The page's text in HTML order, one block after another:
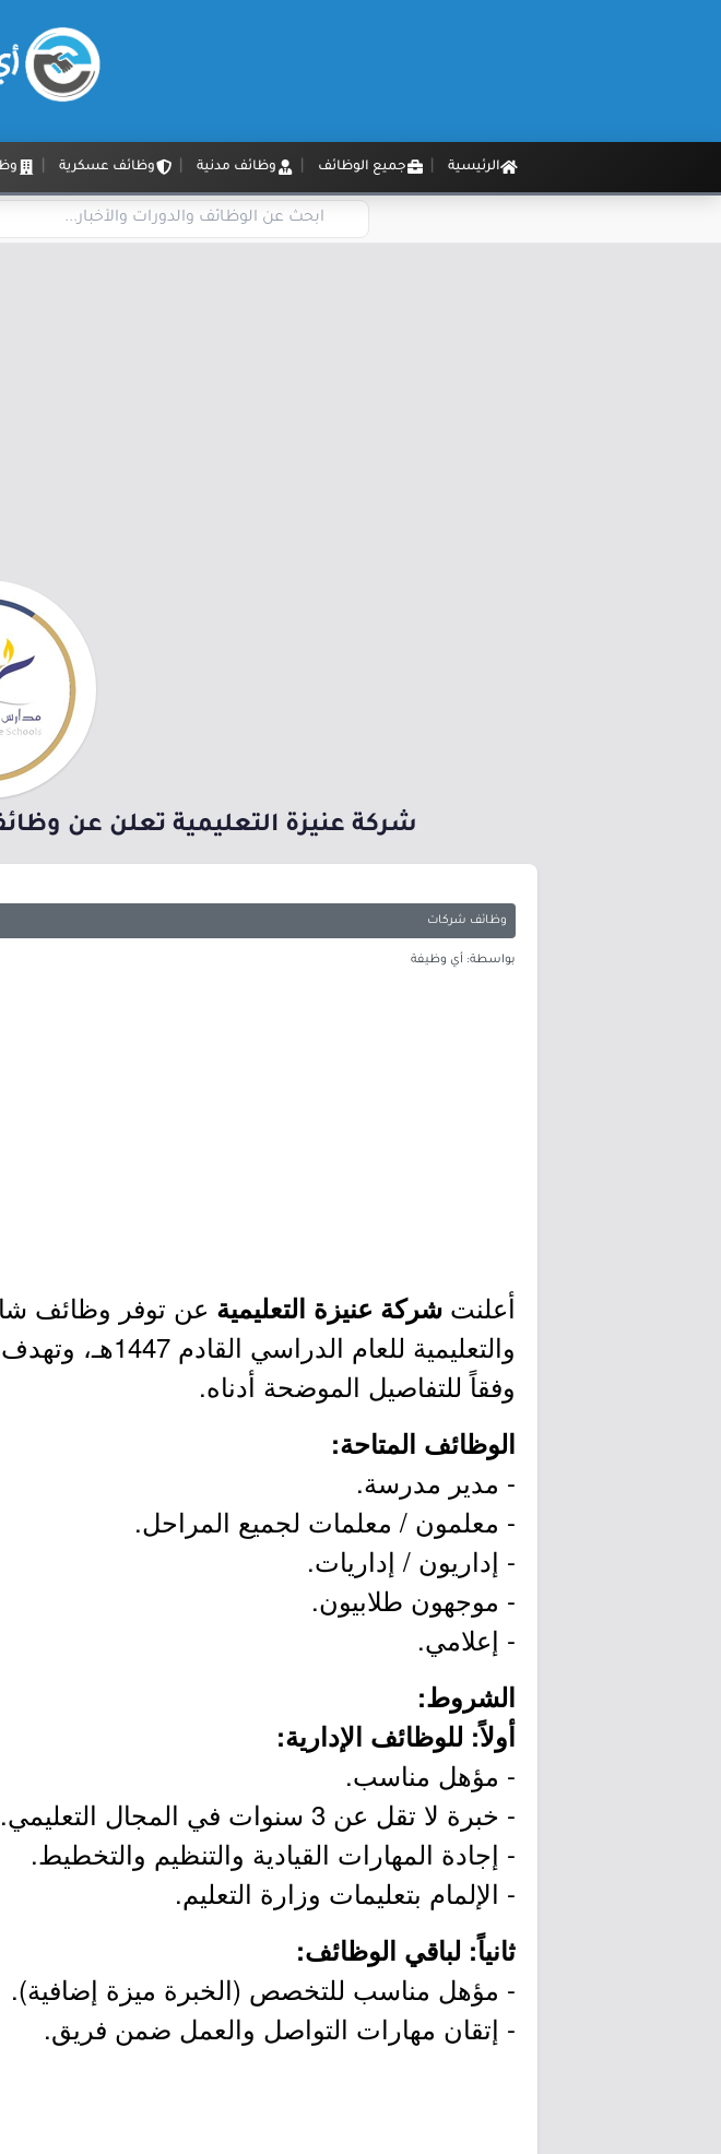
الرئيسية جميع الوظائف وظائف مدنية وظائف عسكرية
شركة عنيزة التعليمية تعلن عن
وظائف شركات
بواسطة: أي وظيفة
أعلنت شركة عنيزة التعليمية عن توفر وظائف
والتعليمية
وفقاً للتفاصيل الموضحة أدناه.
الوظائف المتاحة:
- مدير مدرسة.
- معلمون / معلمات لجميع المراحل.
- إداريون / إداريات.
- موجهون طلابيون.
- إعلامي.
الشروط:
أولاً: للوظائف الإدارية:
- مؤهل مناسب.
- خبرة لا تقل عن 3 سنوات في المجال التعليمي.
- إجادة المهارات القيادية والتنظيم والتخطيط.
- الإلمام بتعليمات وزارة التعليم.
ثانياً: لباقي الوظائف:
- مؤهل مناسب للتخصص (الخبرة ميزة إضافية).
- إتقان مهارات التواصل والعمل ضمن فريق.